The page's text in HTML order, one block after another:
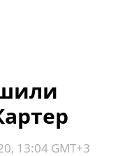
13:04 GMT+3